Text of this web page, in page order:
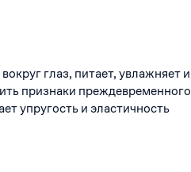
глаз, питает, увлажняет и
признаки преждевременного
упругость и эластичность